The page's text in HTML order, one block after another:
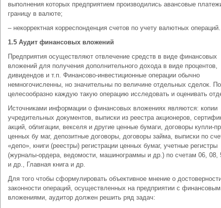
выполнения которых предприятием производились авансовые
границу в валюте;
– некорректная корреспонденция счетов по учету валютных операций.
1.5 Аудит финансовых вложений
Предприятия осуществляют отвлечение средств в виде финансовых
вложений для получения дополнительного дохода в виде процентов,
дивидендов и т.п. Финансово-инвестиционные операции обычно
немногочисленны, но значительны по величине отдельных сделок.
целесообразно каждую такую операцию исследовать и оценивать
Источниками информации о финансовых вложениях являются: копии
учредительных документов, выписки из реестра акционеров,
акций, облигации, векселя и другие ценные бумаги, договоры купли-
ценных бу маг, депозитные договоры, договоры займа, выписки по
«депо», книги (реестры) регистрации ценных бумаг, учетные регистры
(журналы-ордера, ведомости, машинограммы и др.) по счетам 06, 08,
и др., Главная книга и др.
Для того чтобы сформулировать объективное мнение о
законности операций, осуществленных на предприятии с
вложениями, аудитор должен решить ряд задач: